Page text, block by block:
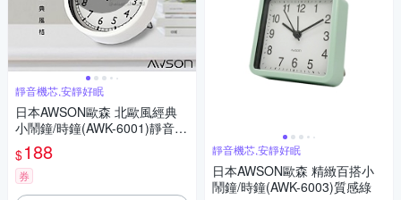
靜音機芯,安靜好眠
日本AWSON歐森 北歐風經典
小鬧鐘/時鐘(AWK-6001)靜音掃
描
$188
券
靜音機芯,安靜好眠
日本AWSON歐森 精緻百搭小
鬧鐘/時鐘(AWK-6003)質感綠